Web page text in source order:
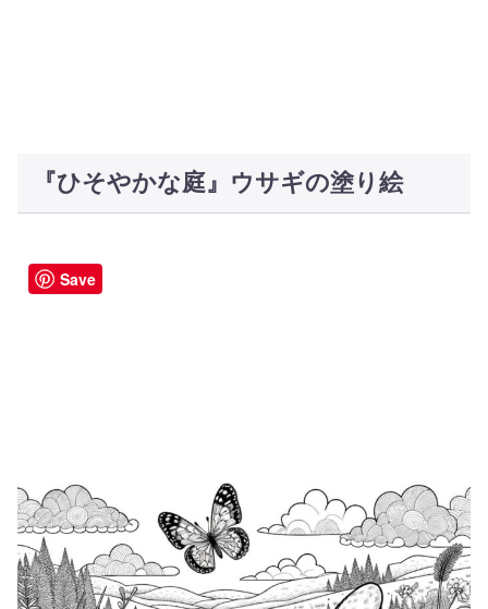
『ひそやかな庭』ウサギの塗り絵
Save